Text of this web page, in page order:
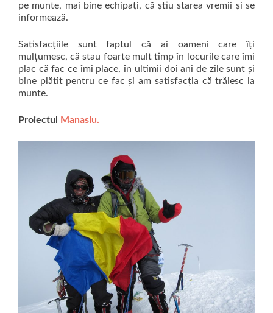
pe munte, mai bine echipați, că știu starea vremii și se
informează.
Satisfacțiile sunt faptul că ai oameni care îți
mulțumesc, că stau foarte mult timp în locurile care îmi
plac că fac ce îmi place, în ultimii doi ani de zile sunt și
bine plătit pentru ce fac și am satisfacția că trăiesc la
munte.
Proiectul Manaslu.